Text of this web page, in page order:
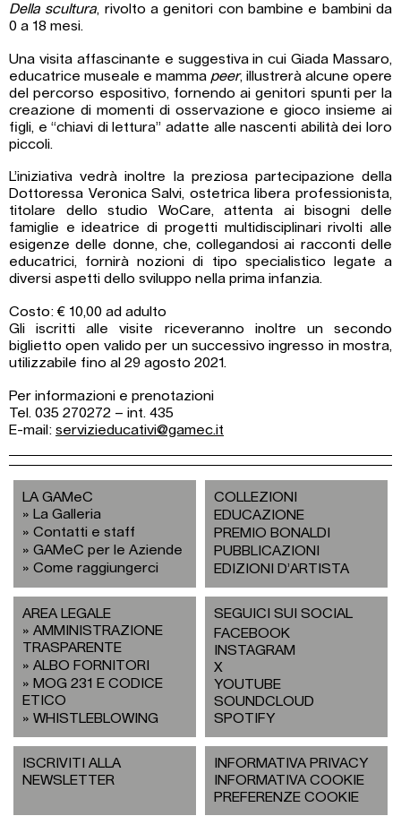
Della scultura, rivolto a genitori con bambine e bambini da
0 a 18 mesi.
Una visita affascinante e suggestiva in cui Giada Massaro,
educatrice museale e mamma peer, illustrerà alcune opere
del percorso espositivo, fornendo ai genitori spunti per la
creazione di momenti di osservazione e gioco insieme ai
figli, e “chiavi di lettura” adatte alle nascenti abilità dei loro
piccoli.
L’iniziativa vedrà inoltre la preziosa partecipazione della
Dottoressa Veronica Salvi, ostetrica libera professionista,
titolare dello studio WoCare, attenta ai bisogni delle
famiglie e ideatrice di progetti multidisciplinari rivolti alle
esigenze delle donne, che, collegandosi ai racconti delle
educatrici, fornirà nozioni di tipo specialistico legate a
diversi aspetti dello sviluppo nella prima infanzia.
Costo: € 10,00 ad adulto
Gli iscritti alle visite riceveranno inoltre un secondo
biglietto open valido per un successivo ingresso in mostra,
utilizzabile fino al 29 agosto 2021.
Per informazioni e prenotazioni
Tel. 035 270272 – int. 435
E-mail: servizieducativi@gamec.it
LA GAMeC
La Galleria
Contatti e staff
GAMeC per le Aziende
Come raggiungerci
COLLEZIONI
EDUCAZIONE
PREMIO BONALDI
PUBBLICAZIONI
EDIZIONI D’ARTISTA
AREA LEGALE
AMMINISTRAZIONE
TRASPARENTE
ALBO FORNITORI
MOG 231 E CODICE
ETICO
WHISTLEBLOWING
SEGUICI SUI SOCIAL
FACEBOOK
INSTAGRAM
X
YOUTUBE
SOUNDCLOUD
SPOTIFY
ISCRIVITI ALLA
NEWSLETTER
INFORMATIVA PRIVACY
INFORMATIVA COOKIE
PREFERENZE COOKIE